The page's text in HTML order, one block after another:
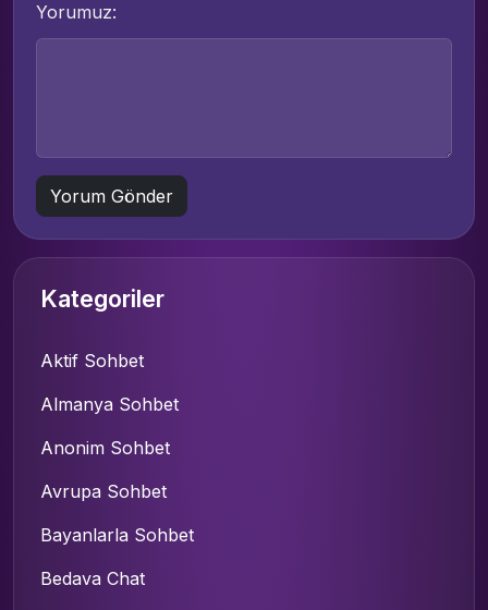
Yorumuz:
Kategoriler
Aktif Sohbet
Almanya Sohbet
Anonim Sohbet
Avrupa Sohbet
Bayanlarla Sohbet
Bedava Chat